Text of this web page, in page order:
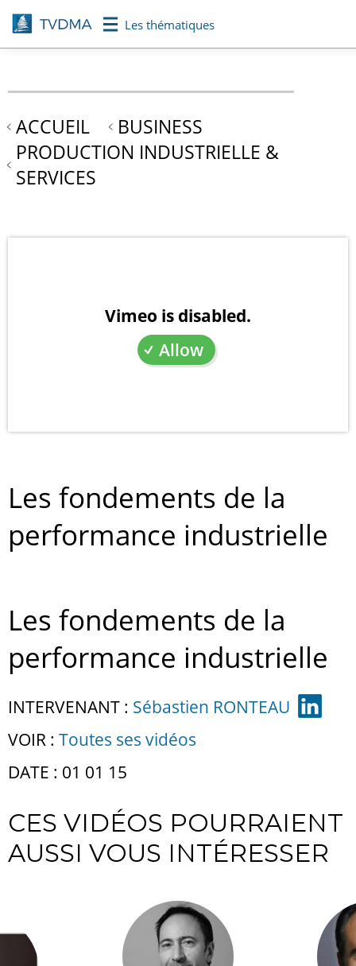
Aller
au
contenu
Les thématiques
ACCUEIL
BUSINESS
PRODUCTION INDUSTRIELLE &
SERVICES
Vimeo is disabled.
Allow
Les fondements de la
performance industrielle
Les fondements de la
performance industrielle
INTERVENANT : Sébastien RONTEAU
VOIR : Toutes ses vidéos
DATE : 01 01 15
CES VIDÉOS POURRAIENT
AUSSI VOUS INTÉRESSER